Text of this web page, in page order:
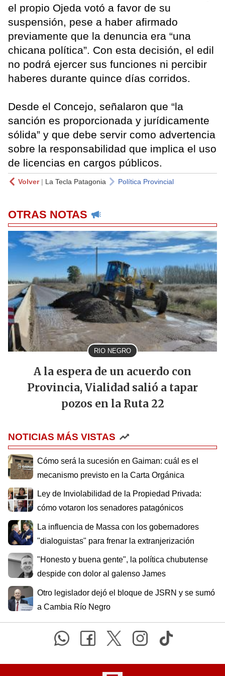
el propio Ojeda votó a favor de su
suspensión, pese a haber afirmado
previamente que la denuncia era “una
chicana política”. Con esta decisión, el edil
no podrá ejercer sus funciones ni percibir
haberes durante quince días corridos.
Desde el Concejo, señalaron que “la
sanción es proporcionada y jurídicamente
sólida” y que debe servir como advertencia
sobre la responsabilidad que implica el uso
de licencias en cargos públicos.
Volver| La Tecla Patagonia Política Provincial
OTRAS NOTAS
RIO NEGRO
A la espera de un acuerdo con
Provincia, Vialidad salió a tapar
pozos en la Ruta 22
NOTICIAS MÁS VISTAS
Cómo será la sucesión en Gaiman: cuál es el
mecanismo previsto en la Carta Orgánica
Ley de Inviolabilidad de la Propiedad Privada:
cómo votaron los senadores patagónicos
La influencia de Massa con los gobernadores
"dialoguistas" para frenar la extranjerización
"Honesto y buena gente", la política chubutense
despide con dolor al galenso James
Otro legislador dejó el bloque de JSRN y se sumó
a Cambia Río Negro